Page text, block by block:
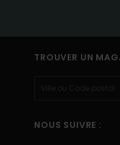
TROUVER UN
NOUS SUIVRE :